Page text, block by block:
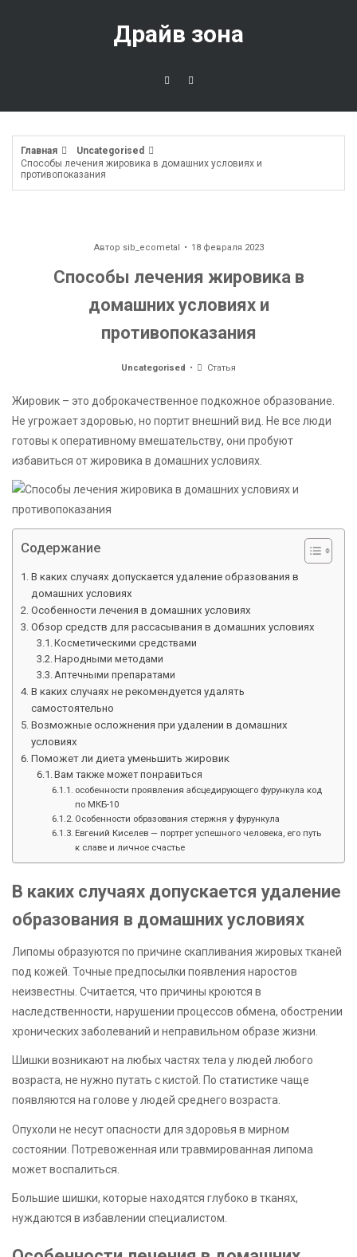
Драйв зона
Главная
Uncategorised
Способы лечения жировика в домашних условиях и
противопоказания
Автор sib_ecometal 18 февраля 2023
Способы лечения жировика в
домашних условиях и
противопоказания
Uncategorised Статья
Жировик – это доброкачественное подкожное образование.
Не угрожает здоровью, но портит внешний вид. Не все люди
готовы к оперативному вмешательству, они пробуют
избавиться от жировика в домашних условиях.
Содержание
В каких случаях допускается удаление образования в
домашних условиях
Особенности лечения в домашних условиях
Обзор средств для рассасывания в домашних условиях
Косметическими средствами
Народными методами
Аптечными препаратами
В каких случаях не рекомендуется удалять
самостоятельно
Возможные осложнения при удалении в домашних
условиях
Поможет ли диета уменьшить жировик
Вам также может понравиться
особенности проявления абсцедирующего фурункула код
по МКБ-10
Особенности образования стержня у фурункула
Евгений Киселев — портрет успешного человека, его путь
к славе и личное счастье
В каких случаях допускается удаление
образования в домашних условиях
Липомы образуются по причине скапливания жировых тканей
под кожей. Точные предпосылки появления наростов
неизвестны. Считается, что причины кроются в
наследственности, нарушении процессов обмена, обострении
хронических заболеваний и неправильном образе жизни.
Шишки возникают на любых частях тела у людей любого
возраста, не нужно путать с кистой. По статистике чаще
появляются на голове у людей среднего возраста.
Опухоли не несут опасности для здоровья в мирном
состоянии. Потревоженная или травмированная липома
может воспалиться.
Большие шишки, которые находятся глубоко в тканях,
нуждаются в избавлении специалистом.